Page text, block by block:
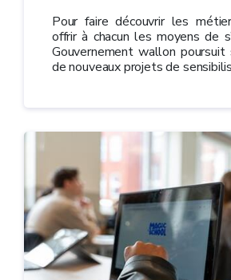
Pour faire découvrir les
offrir à chacun les moyens de
Gouvernement wallon poursuit
de nouveaux projets de